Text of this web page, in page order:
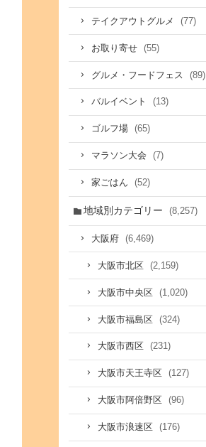
テイクアウトグルメ (77)
お取り寄せ (55)
グルメ・フードフェス (89)
バルイベント (13)
ゴルフ場 (65)
マラソン大会 (7)
家ごはん (52)
地域別カテゴリー (8,257)
大阪府 (6,469)
大阪市北区 (2,159)
大阪市中央区 (1,020)
大阪市福島区 (324)
大阪市西区 (231)
大阪市天王寺区 (127)
大阪市阿倍野区 (96)
大阪市浪速区 (176)